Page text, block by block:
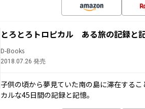
とろとろトロピカル ある旅の記録と
D-Books
2018.07.26 発売
子供の頃から夢見ていた南の島に滞在する
カルな45日間の記録と記憶。